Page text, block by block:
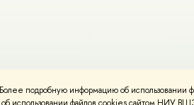
подробную информацию об использовании
Политика конфиденциальности Карта